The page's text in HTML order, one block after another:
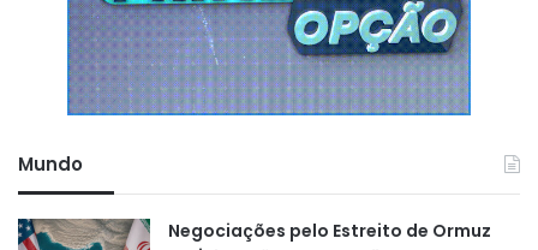
Mundo
Negociações pelo Estreito de Ormuz